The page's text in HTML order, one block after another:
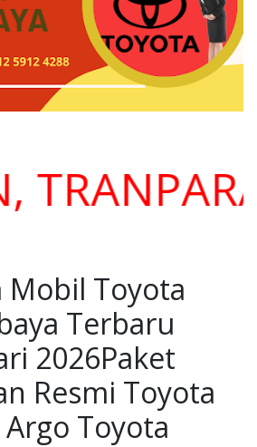
Mobil Toyota
Terbaru
2026Paket
Resmi Toyota
Toyota